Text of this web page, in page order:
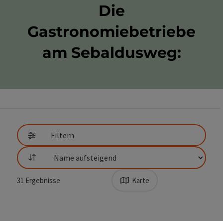
Die
Gastronomiebetriebe
am Sebaldusweg:
Filtern
Sortierung
31 Ergebnisse Karte